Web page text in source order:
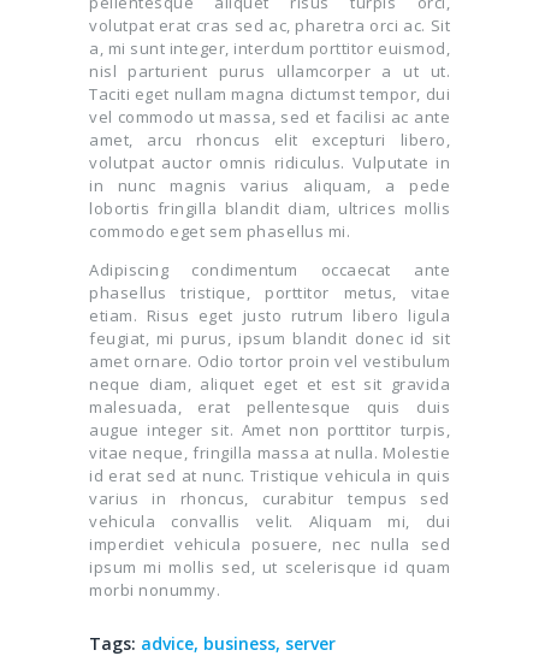
volutpat erat cras sed ac, pharetra orci ac. Sit
a, mi sunt integer, interdum porttitor euismod,
nisl parturient purus ullamcorper a ut ut.
Taciti eget nullam magna dictumst tempor, dui
vel commodo ut massa, sed et facilisi ac ante
amet, arcu rhoncus elit excepturi libero,
volutpat auctor omnis ridiculus. Vulputate in
in nunc magnis varius aliquam, a pede
lobortis fringilla blandit diam, ultrices mollis
commodo eget sem phasellus mi.
Adipiscing condimentum occaecat ante
phasellus tristique, porttitor metus, vitae
etiam. Risus eget justo rutrum libero ligula
feugiat, mi purus, ipsum blandit donec id sit
amet ornare. Odio tortor proin vel vestibulum
neque diam, aliquet eget et est sit gravida
malesuada, erat pellentesque quis duis
augue integer sit. Amet non porttitor turpis,
vitae neque, fringilla massa at nulla. Molestie
id erat sed at nunc. Tristique vehicula in quis
varius in rhoncus, curabitur tempus sed
vehicula convallis velit. Aliquam mi, dui
imperdiet vehicula posuere, nec nulla sed
ipsum mi mollis sed, ut scelerisque id quam
morbi nonummy.
Tags: advice, business, server